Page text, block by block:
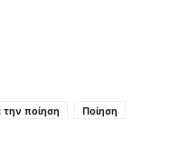
ποίηση
Ποίηση